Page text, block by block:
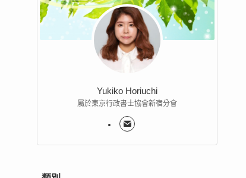
Yukiko Horiuchi
屬於東京行政書士協會新宿分會